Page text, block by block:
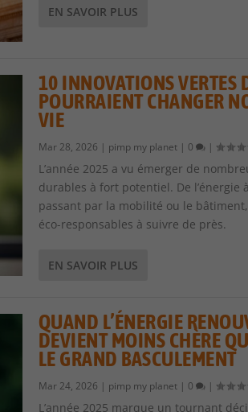
EN SAVOIR PLUS
10 INNOVATIONS VERTES
POURRAIENT CHANGER
VIE
Mar 28, 2026 | pimp my planet| 0 |
L’année 2025 a vu émerger de
durables à fort potentiel. De l’énergie
passant par la mobilité ou le
éco-responsables à suivre de près.
EN SAVOIR PLUS
QUAND L’ÉNERGIE
DEVIENT MOINS CHÈRE
LE GRAND BASCULEMENT
Mar 24, 2026 | pimp my planet| 0 |
L’année 2025 marque un tournant